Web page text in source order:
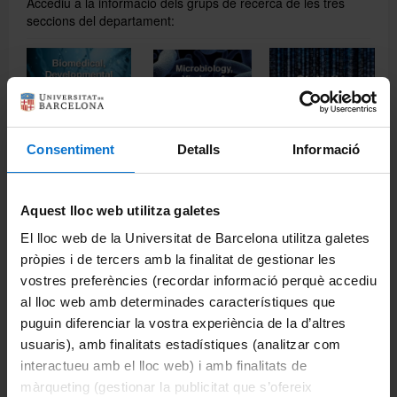
Consentiment Detalls Informació
Aquest lloc web utilitza galetes
El lloc web de la Universitat de Barcelona utilitza galetes
pròpies i de tercers amb la finalitat de gestionar les
vostres preferències (recordar informació perquè accediu
al lloc web amb determinades característiques que
puguin diferenciar la vostra experiència de la d’altres
usuaris), amb finalitats estadístiques (analitzar com
interactueu amb el lloc web) i amb finalitats de
màrqueting (gestionar la publicitat que s’ofereix
Español
seccions del departament:
Bioengineering
Biodiversity
Biomedicine
Agricultural Genomics